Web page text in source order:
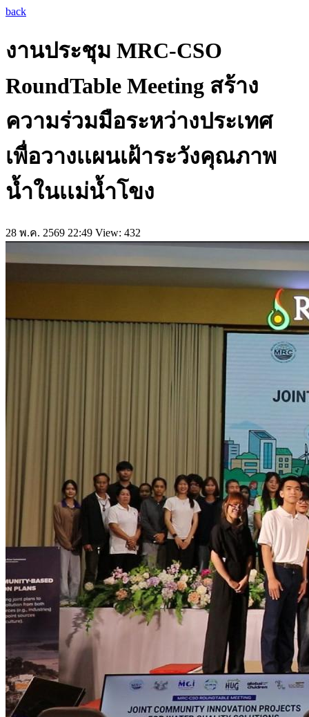
back
งานประชุม MRC-CSO
RoundTable Meeting สร้าง
ความร่วมมือระหว่างประเทศ
เพื่อวางเเผนเฝ้าระวังคุณภาพ
น้ำในเเม่น้ำโขง
28 พ.ค. 2569 22:49 View: 432